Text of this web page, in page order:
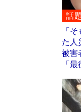
話題
「
た
被害
「